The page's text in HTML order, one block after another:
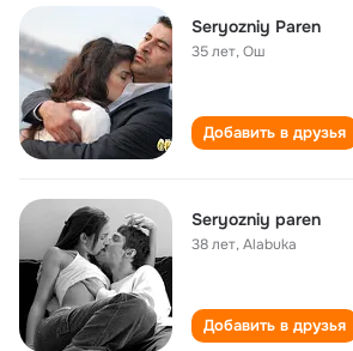
Seryozniy Paren
35 лет,Ош
Добавить в друзья
Seryozniy paren
38 лет,Alabuka
Добавить в друзья